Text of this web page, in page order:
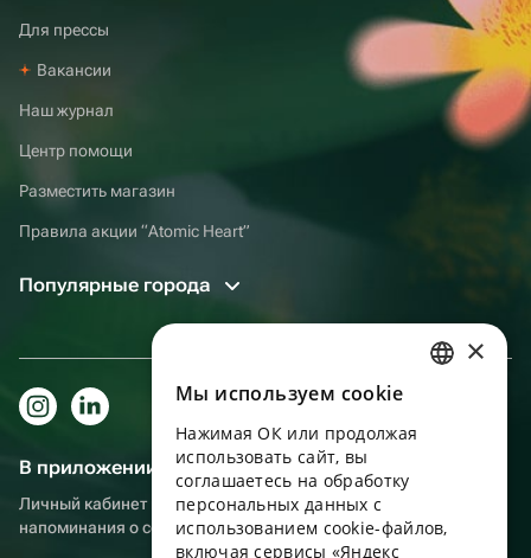
Для прессы
Вакансии
Наш журнал
Центр помощи
Разместить магазин
Правила акции “Atomic Heart”
Популярные города
В приложении еще удобнее!
Личный кабинет получателя, больше бонусов за покупки и
напоминания о событиях
ENGLISH
UKRAINIAN
PORTUGUESE
×
Мы используем сookie
Нажимая ОК или продолжая
использовать сайт, вы
соглашаетесь на обработку
персональных данных с
использованием cookie-файлов,
включая сервисы «Яндекс